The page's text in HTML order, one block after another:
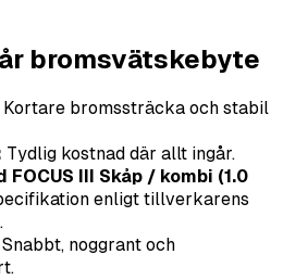
bromsvätskebyte
Kortare bromssträcka och stabil
Tydlig kostnad där allt ingår.
III Skåp / kombi (1.0
enligt tillverkarens
Snabbt, noggrant och